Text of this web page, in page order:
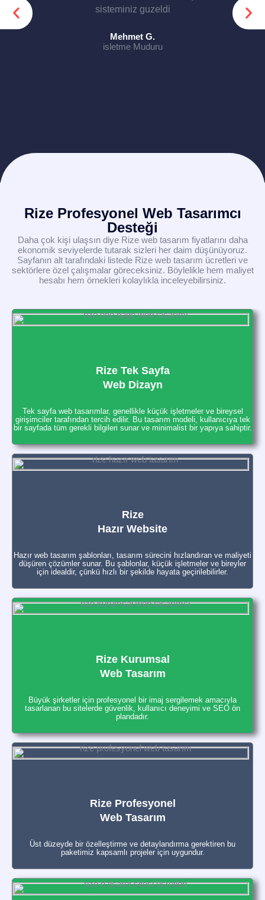
sisteminiz guzeldi
Mehmet G.
isletme Muduru
Rize Profesyonel Web Tasarımcı
Desteği
Daha çok kişi ulaşsın diye Rize web tasarım fiyatlarını daha
ekonomik seviyelerde tutarak sizleri her daim düşünüyoruz.
Sayfanın alt tarafındaki listede Rize web tasarım ücretleri ve
sektörlere özel çalışmalar göreceksiniz. Böylelikle hem maliyet
hesabı hem örnekleri kolaylıkla inceleyebilirsiniz.
Rize Tek Sayfa
Web Dizayn
Tek sayfa web tasarımlar, genellikle küçük işletmeler ve bireysel
girişimciler tarafından tercih edilir. Bu tasarım modeli, kullanıcıya tek
bir sayfada tüm gerekli bilgileri sunar ve minimalist bir yapıya sahiptir.
Rize
Hazır Website
Hazır web tasarım şablonları, tasarım sürecini hızlandıran ve maliyeti
düşüren çözümler sunar. Bu şablonlar, küçük işletmeler ve bireyler
için idealdir, çünkü hızlı bir şekilde hayata geçirilebilirler.
Rize Kurumsal
Web Tasarım
Büyük şirketler için profesyonel bir imaj sergilemek amacıyla
tasarlanan bu sitelerde güvenlik, kullanıcı deneyimi ve SEO ön
plandadır.
Rize Profesyonel
Web Tasarım
Üst düzeyde bir özelleştirme ve detaylandırma gerektiren bu
paketimiz kapsamlı projeler için uygundur.